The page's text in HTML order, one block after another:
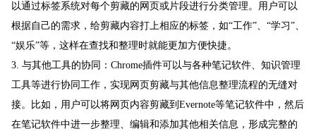
以通过标签系统对每个剪藏的网页或片段进行分类管理。用户可以
根据自己的需求，给剪藏内容打上相应的标签，如“工作”、“学习”、
“娱乐”等，这样在查找和整理时就能更加方便快捷。
3. 与其他工具的协同：Chrome插件可以与各种笔记软件、知识管理
工具等进行协同工作，实现网页剪藏与其他信息整理流程的无缝对
接。比如，用户可以将网页内容剪藏到Evernote等笔记软件中，然后
在笔记软件中进一步整理、编辑和添加其他相关信息，形成完整的